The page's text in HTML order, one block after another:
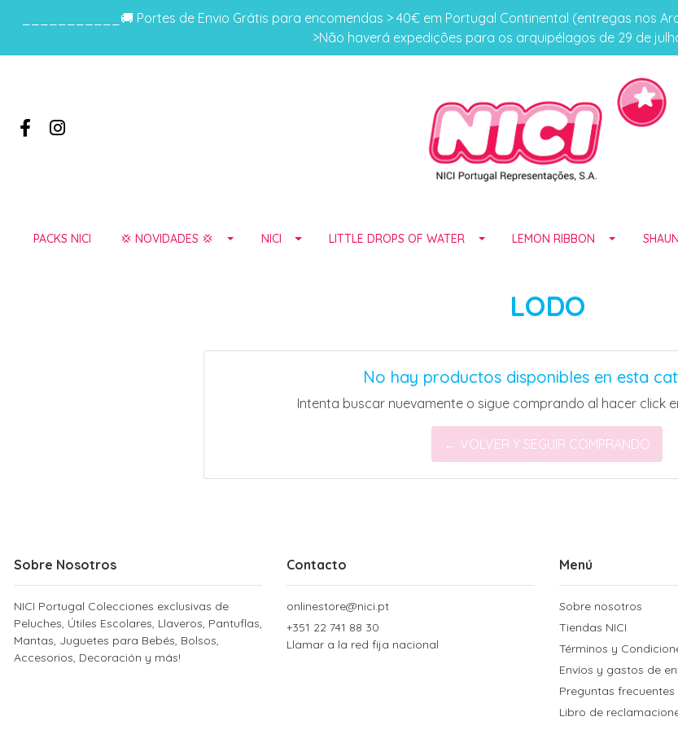
___________🚚 Portes de Envio Grátis para encomendas > 40€ em Portugal Continental (entregas nos
>Não haverá expedições para os arquipélagos de 29 de
PACKS NICI 💢 NOVIDADES 💢 NICI LITTLE DROPS OF WATER LEMON RIBBON
LODO
No hay productos disponibles en esta
Intenta buscar nuevamente o sigue comprando al hacer click
← VOLVER Y SEGUIR COMPRANDO
Sobre Nosotros
NICI Portugal Colecciones exclusivas de
Peluches, Útiles Escolares, Llaveros, Pantuflas,
Mantas, Juguetes para Bebés, Bolsos,
Accesorios, Decoración y más!
Contacto
onlinestore@nici.pt
+351 22 741 88 30
Llamar a la red fija nacional
Menú
Sobre nosotros
Tiendas NICI
Términos y
Envíos y gastos de
Preguntas frecuentes
Libro de